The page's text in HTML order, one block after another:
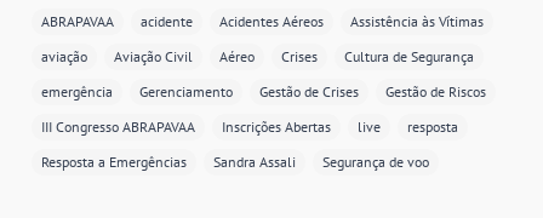
ABRAPAVAA acidente Acidentes Aéreos
Assistência às Vítimas
aviação
Aviação Civil Aéreo Crises
Cultura de Segurança
emergência
Gerenciamento Gestão de Crises
Gestão de Riscos
III Congresso ABRAPAVAA
Inscrições Abertas live
resposta
Resposta a Emergências
Sandra Assali Segurança de voo